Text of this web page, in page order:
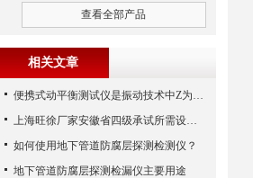
查看全部产品
相关文章
便携式动平衡测试仪是振动技术中Z为理想之工具
上海旺徐厂家安徽省四级承试所需设备配置清单
如何使用地下管道防腐层探测检测仪？
地下管道防腐层探测检漏仪主要用途